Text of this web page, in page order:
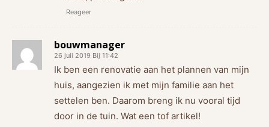
Reageer
bouwmanager
26 juli 2019 Bij 11:42
Ik ben een renovatie aan het plannen van mijn
huis, aangezien ik met mijn familie aan het
settelen ben. Daarom breng ik nu vooral tijd
door in de tuin. Wat een tof artikel!